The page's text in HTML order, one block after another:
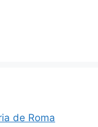
de Roma